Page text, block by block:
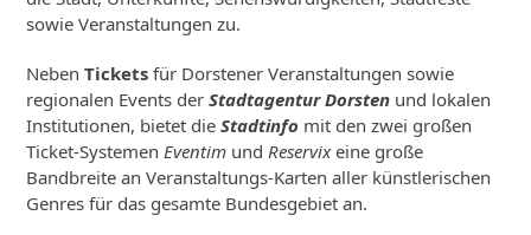
sowie Veranstaltungen zu.
NebenTickets für Dorstener Veranstaltungen sowie
regionalen Events derStadtagentur Dorsten und lokalen
Institutionen, bietet dieStadtinfo mit den zwei großen
Ticket-Systemen Eventim und Reservixeine große
Bandbreite an Veranstaltungs-Karten aller künstlerischen
Genres für das gesamte Bundesgebiet an.